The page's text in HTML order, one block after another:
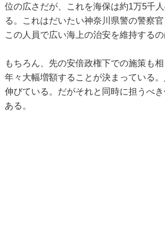
位の広さだが、これを海保は約1万5千
る。これはだいたい神奈川県警の警察官
この人員で広い海上の治安を維持するの
もちろん、先の安倍政権下での施策も
年々大幅増額することが決まっている
伸びている。だがそれと同時に担うべ
ある。